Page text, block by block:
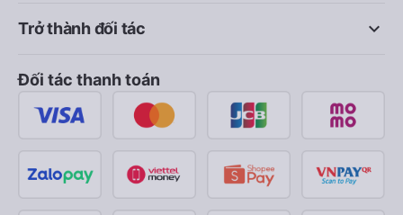
keyboard_arrow_down
Trở thành đối tác
Đối tác thanh toán